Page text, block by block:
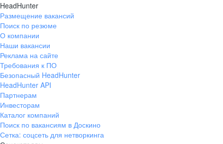
HeadHunter
Размещение вакансий
Поиск по резюме
О компании
Наши вакансии
Реклама на сайте
Требования к ПО
Безопасный HeadHunter
HeadHunter API
Партнерам
Инвесторам
Каталог компаний
Поиск по вакансиям в Доскино
Сетка: соцсеть для нетворкинга